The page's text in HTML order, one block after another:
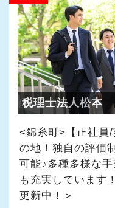
をしたい！という
務の質・量になる
・給与と評価制度
当事務所では全顧
数を計測して管理
しれません。その
極端に粗利の低い
益になる顧問先を
担当売上を元にし
パソコン作業にな
ら、お茶やお菓子
を進めています。
★入社後の仕事内
業務時間内は、事
して頂きながら、
完全在宅会計スタ
お任せします。
【具体的な業務】
・記帳代行
税理士法人松本
<錦糸町>【正社員
の地！独自の評価
可能♪多種多様な
も充実しています
更新中！＞